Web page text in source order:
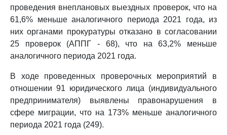
проведения внеплановых выездных проверок, что на
61,6% меньше аналогичного периода 2021 года, из
них органами прокуратуры отказано в согласовании
25 проверок (АППГ - 68), что на 63,2% меньше
аналогичного периода 2021 года.
В ходе проведенных проверочных мероприятий в
отношении 91 юридического лица (индивидуального
предпринимателя) выявлены правонарушения в
сфере миграции, что на 173% меньше аналогичного
периода 2021 года (249).